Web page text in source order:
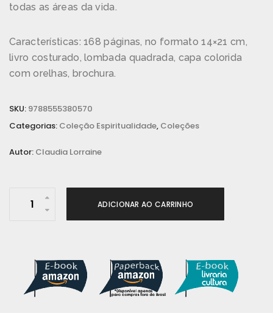
todas as áreas da vida.
Características: 168 páginas, no formato 14×21 cm,
livro costurado, lombada quadrada, capa colorida
com orelhas, brochura.
SKU: 9788555380570
Categorias: Coleção Espiritualidade, Coleções
Autor: Claudia Lorraine
ADICIONAR AO CARRINHO